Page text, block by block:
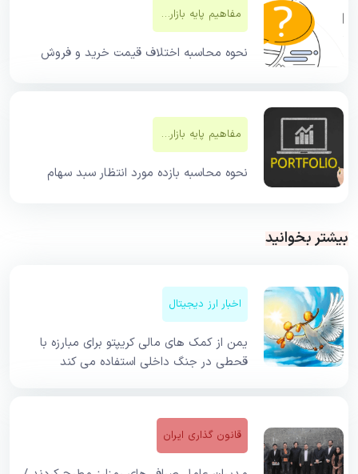
مفاهیم پایه بازار‌های مالی
نحوه محاسبه اختلاف قیمت خرید و فروش
مفاهیم پایه بازار‌های مالی
نحوه محاسبه بازده مورد انتظار سبد سهام
بیشتر بخوانید
اخبار ارز دیجیتال
یمن از کمک های مالی کریپتو برای مبارزه با
قحطی در جنگ داخلی استفاده می کند
قانون گذاری ایران